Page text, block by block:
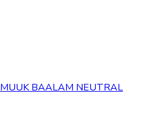
MUUK BAALAM NEUTRAL